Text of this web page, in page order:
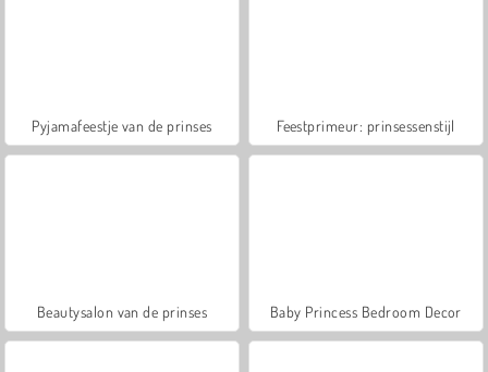
Pyjamafeestje van de prinses Feestprimeur: prinsessenstijl
Beautysalon van de prinses Baby Princess Bedroom Decor